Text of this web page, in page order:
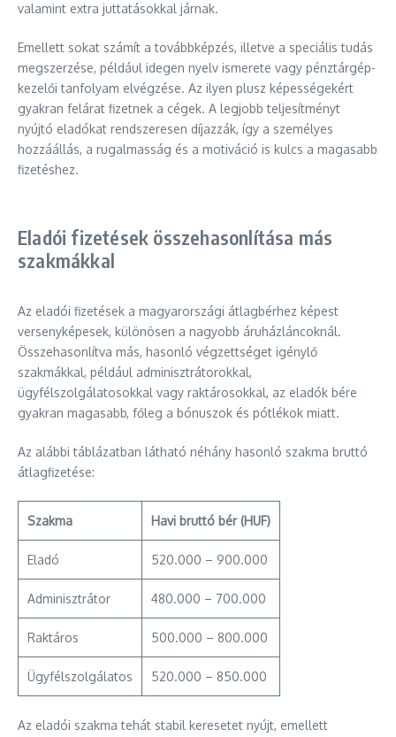
valamint extra juttatásokkal járnak.
Emellett sokat számít a továbbképzés, illetve a speciális tudás
megszerzése, például idegen nyelv ismerete vagy pénztárgép-
kezelői tanfolyam elvégzése. Az ilyen plusz képességekért
gyakran felárat fizetnek a cégek. A legjobb teljesítményt
nyújtó eladókat rendszeresen díjazzák, így a személyes
hozzáállás, a rugalmasság és a motiváció is kulcs a magasabb
fizetéshez.
Eladói fizetések összehasonlítása más
szakmákkal
Az eladói fizetések a magyarországi átlagbérhez képest
versenyképesek, különösen a nagyobb áruházláncoknál.
Összehasonlítva más, hasonló végzettséget igénylő
szakmákkal, például adminisztrátorokkal,
ügyfélszolgálatosokkal vagy raktárosokkal, az eladók bére
gyakran magasabb, főleg a bónuszok és pótlékok miatt.
Az alábbi táblázatban látható néhány hasonló szakma bruttó
átlagfizetése:
Szakma Havi bruttó bér (HUF)
Eladó 520.000 – 900.000
Adminisztrátor 480.000 – 700.000
Raktáros 500.000 – 800.000
Ügyfélszolgálatos 520.000 – 850.000
Az eladói szakma tehát stabil keresetet nyújt, emellett